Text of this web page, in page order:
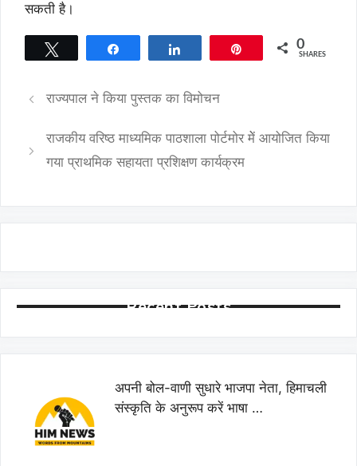
सकती है।
0
SHARES
राज्यपाल ने किया पुस्तक का विमोचन
राजकीय वरिष्ठ माध्यमिक पाठशाला पोर्टमोर मेें आयोजित किया
गया प्राथमिक सहायता प्रशिक्षण कार्यक्रम
Recent Posts
अपनी बोल-वाणी सुधारे भाजपा नेता, हिमाचली
संस्कृति के अनुरूप करें भाषा …